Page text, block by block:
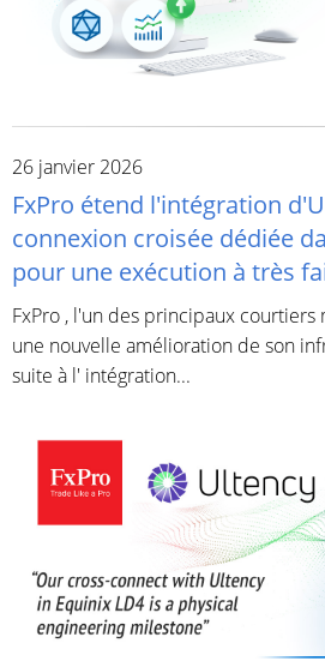
26 janvier 2026
FxPro étend l'intégration
connexion croisée dédiée
pour une exécution à très
FxPro , l'un des principaux courtiers
une nouvelle amélioration de son
suite à l' intégration...